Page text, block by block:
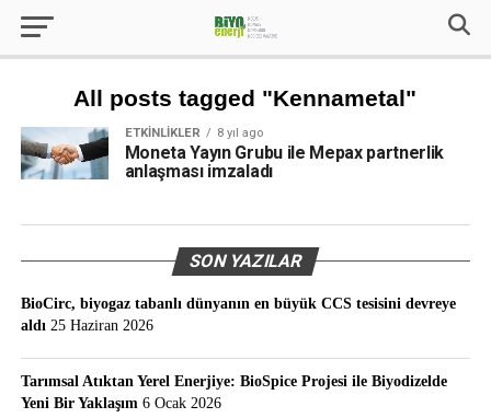
All posts tagged "Kennametal"
ETKINLIKLER 8 yıl ago
Moneta Yayın Grubu ile Mepax partnerlik
anlaşması imzaladı
SON YAZILAR
BioCirc, biyogaz tabanlı dünyanın en büyük CCS tesisini devreye
aldı 25 Haziran 2026
Tarımsal Atıktan Yerel Enerjiye: BioSpice Projesi ile Biyodizelde
Yeni Bir Yaklaşım 6 Ocak 2026